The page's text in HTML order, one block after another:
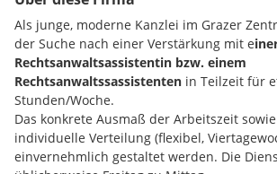
Als junge, moderne Kanzlei im Grazer
der Suche nach einer Verstärkung mit e
Rechtsanwaltsassistentin bzw. einem
Rechtsanwaltssassistenten in Teilzeit für
Stunden/Woche.
Das konkrete Ausmaß der Arbeitszeit
individuelle Verteilung (flexibel,
einvernehmlich gestaltet werden. Die